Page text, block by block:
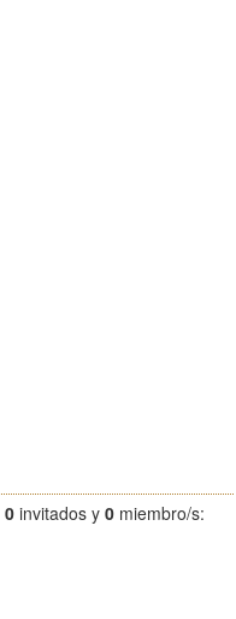
0 invitados y 0 miembro/s: